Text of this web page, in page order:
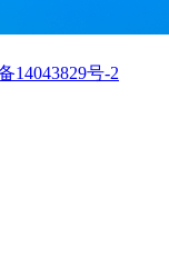
14043829号-2